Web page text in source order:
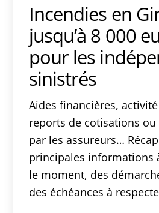
Incendies en
jusqu’à 8 000
pour les
sinistrés
Aides financières,
reports de cotisations ou
par les assureurs…
principales informations
le moment, des
des échéances à